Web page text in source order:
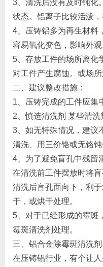
3、清洗后没有及时钝化
状态。铝离子比较活泼，
4、压铸铝多为再生材料
容易氧化变色，影响外观
5、存放工件的场所离化
对工件产生腐蚀。或场所
二、建议整改措施：
1、压铸完成的工件应集
2、慎选清洗剂 某些清
3、如无特殊情况，建议
清洗、用三价铬或无铬钝
4、为了避免盲孔中残留
在清洗前工件摆放时将
清洗后盲孔面向下，利
干，或烘干处理。
5、对于已经形成的霉斑
霉斑清洗剂处理。
三、铝合金除霉斑清洗剂
在压铸铝行业，有个让